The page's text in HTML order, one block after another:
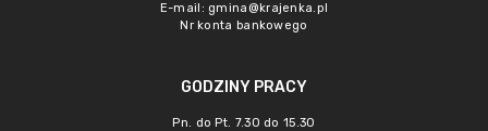
E-mail: gmina@krajenka.pl
Nr konta bankowego
GODZINY PRACY
Pn. do Pt. 7.30 do 15.30